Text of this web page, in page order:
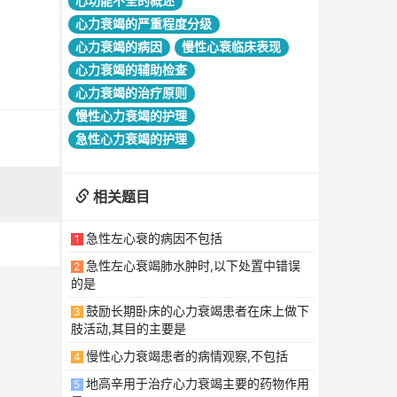
心力衰竭的严重程度分级
心力衰竭的病因
慢性心衰临床表现
心力衰竭的辅助检查
心力衰竭的治疗原则
慢性心力衰竭的护理
急性心力衰竭的护理
相关题目
1 急性左心衰的病因不包括
2 急性左心衰竭肺水肿时,以下处置中错误
的是
3 鼓励长期卧床的心力衰竭患者在床上做下
肢活动,其目的主要是
4 慢性心力衰竭患者的病情观察,不包括
5 地高辛用于治疗心力衰竭主要的药物作用